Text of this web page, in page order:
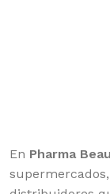
En Pharma